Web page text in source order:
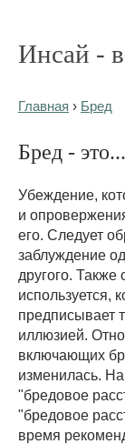
Инсай -
Главная › Бред
Бред - это...
Убеждение,
и
его. Следует
заблуждение
другого.
используется,
предписывает
иллюзией.
включающих
изменилась.
"бредовое
"бредовое
время